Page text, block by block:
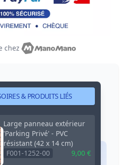
chez
& PRODUITS LIÉS
Large panneau extérieur
'Parking Privé' - PVC
résistant (42 x 14 cm)
F001-1252-00
9,00 €